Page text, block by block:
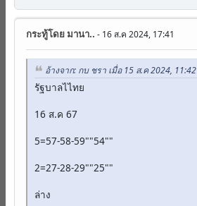
กระทู้โดย มานา.. - 16 ส.ค 2024, 17:41
อ้างจาก: กบ ชรา เมื่อ 15 ส.ค 2024, 11:42
รัฐบาลไไทย
16 ส.ค 67
5=57-58-59""54""
2=27-28-29""25""
ล่าง